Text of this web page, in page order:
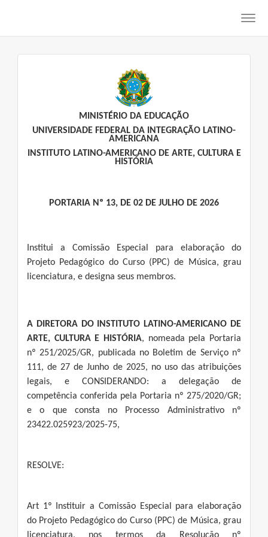
MINISTÉRIO DA EDUCAÇÃO
UNIVERSIDADE FEDERAL DA INTEGRAÇÃO LATINO-
AMERICANA
INSTITUTO LATINO-AMERICANO DE ARTE, CULTURA E
HISTÓRIA
PORTARIA Nº 13, DE 02 DE JULHO DE 2026
Institui a Comissão Especial para elaboração do
Projeto Pedagógico do Curso (PPC) de Música, grau
licenciatura, e designa seus membros.
A DIRETORA DO INSTITUTO LATINO-AMERICANO DE
ARTE, CULTURA E HISTÓRIA, nomeada pela Portaria
nº 251/2025/GR, publicada no Boletim de Serviço nº
111, de 27 de Junho de 2025, no uso das atribuições
legais, e CONSIDERANDO: a delegação de
competência conferida pela Portaria nº 275/2020/GR;
e o que consta no Processo Administrativo nº
23422.025923/2025-75,
RESOLVE:
Art 1º Instituir a Comissão Especial para elaboração
do Projeto Pedagógico do Curso (PPC) de Música, grau